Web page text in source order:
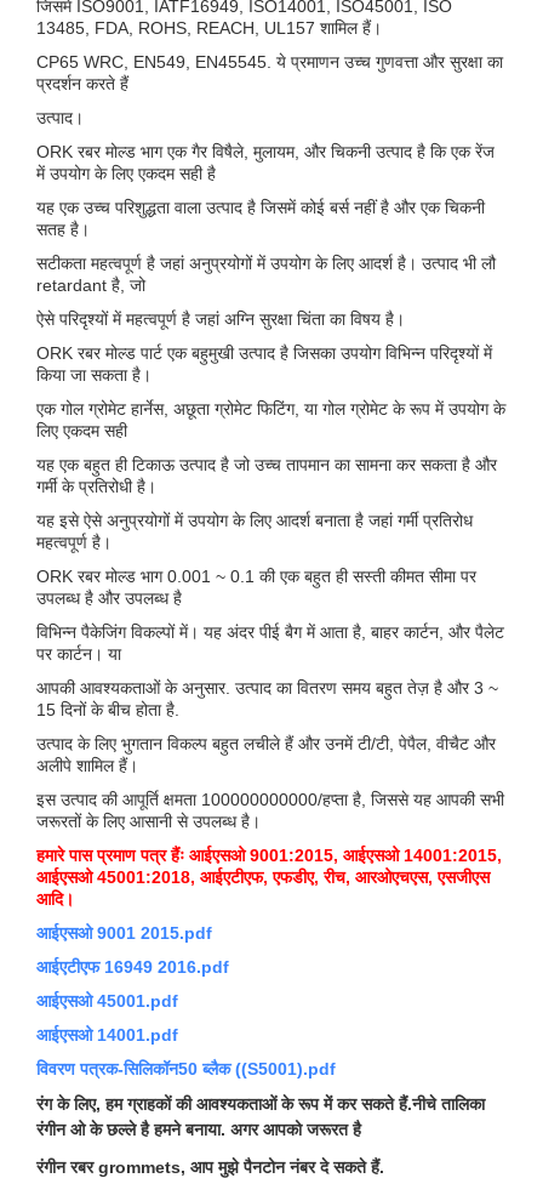
जिसमें ISO9001, IATF16949, ISO14001, ISO45001, ISO
13485, FDA, ROHS, REACH, UL157 शामिल हैं।
CP65 WRC, EN549, EN45545. ये प्रमाणन उच्च गुणवत्ता और सुरक्षा का
प्रदर्शन करते हैं
उत्पाद।
ORK रबर मोल्ड भाग एक गैर विषैले, मुलायम, और चिकनी उत्पाद है कि एक रेंज
में उपयोग के लिए एकदम सही है
यह एक उच्च परिशुद्धता वाला उत्पाद है जिसमें कोई बर्स नहीं है और एक चिकनी
सतह है।
सटीकता महत्वपूर्ण है जहां अनुप्रयोगों में उपयोग के लिए आदर्श है। उत्पाद भी लौ
retardant है, जो
ऐसे परिदृश्यों में महत्वपूर्ण है जहां अग्नि सुरक्षा चिंता का विषय है।
ORK रबर मोल्ड पार्ट एक बहुमुखी उत्पाद है जिसका उपयोग विभिन्न परिदृश्यों में
किया जा सकता है।
एक गोल ग्रोमेट हार्नेस, अछूता ग्रोमेट फिटिंग, या गोल ग्रोमेट के रूप में उपयोग के
लिए एकदम सही
यह एक बहुत ही टिकाऊ उत्पाद है जो उच्च तापमान का सामना कर सकता है और
गर्मी के प्रतिरोधी है।
यह इसे ऐसे अनुप्रयोगों में उपयोग के लिए आदर्श बनाता है जहां गर्मी प्रतिरोध
महत्वपूर्ण है।
ORK रबर मोल्ड भाग 0.001 ~ 0.1 की एक बहुत ही सस्ती कीमत सीमा पर
उपलब्ध है और उपलब्ध है
विभिन्न पैकेजिंग विकल्पों में। यह अंदर पीई बैग में आता है, बाहर कार्टन, और पैलेट
पर कार्टन। या
आपकी आवश्यकताओं के अनुसार. उत्पाद का वितरण समय बहुत तेज़ है और 3 ~
15 दिनों के बीच होता है.
उत्पाद के लिए भुगतान विकल्प बहुत लचीले हैं और उनमें टी/टी, पेपैल, वीचैट और
अलीपे शामिल हैं।
इस उत्पाद की आपूर्ति क्षमता 100000000000/हप्ता है, जिससे यह आपकी सभी
जरूरतों के लिए आसानी से उपलब्ध है।
हमारे पास प्रमाण पत्र हैंः आईएसओ 9001:2015, आईएसओ 14001:2015,
आईएसओ 45001:2018, आईएटीएफ, एफडीए, रीच, आरओएचएस, एसजीएस
आदि।
आईएसओ 9001 2015.pdf
आईएटीएफ 16949 2016.pdf
आईएसओ 45001.pdf
आईएसओ 14001.pdf
विवरण पत्रक-सिलिकॉन50 ब्लैक ((S5001).pdf
रंग के लिए, हम ग्राहकों की आवश्यकताओं के रूप में कर सकते हैं.नीचे तालिका
रंगीन ओ के छल्ले है हमने बनाया. अगर आपको जरूरत है
रंगीन रबर grommets, आप मुझे पैनटोन नंबर दे सकते हैं.